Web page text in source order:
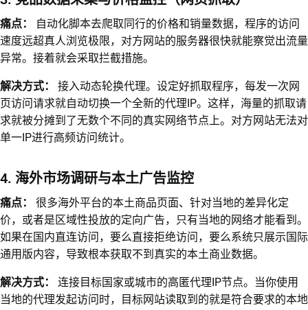
痛点：
自动化脚本去爬取同行的价格和销量数据，程序的访问
速度远超真人浏览极限，对方网站的服务器很快就能察觉出流量
异常。接着就会采取拦截措施。
解决方式：
接入动态轮换代理。设定好抓取程序，每发一次网
页访问请求就自动切换一个全新的代理IP。这样，海量的抓取请
求就被分摊到了无数个不同的真实网络节点上。对方网站无法对
单一IP进行高频访问统计。
4. 海外市场调研与本土广告监控
痛点：
很多海外平台的本土商品页面、针对当地的差异化定
价，或者是区域性投放的定向广告，只有当地的网络才能看到。
如果在国内直连访问，要么直接拒绝访问，要么系统只展示国际
通用版内容，导致根本获取不到真实的本土商业数据。
解决方式：
连接目标国家或城市的高匿代理IP节点。当你使用
当地的代理发起访问时，目标网站读取到的就是符合要求的本地